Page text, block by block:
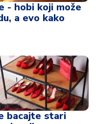
- hobi koji može
a evo kako
bacajte stari